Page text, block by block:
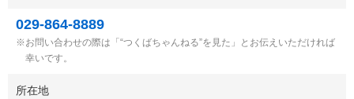
029-864-8889
お問い合わせの際は「“つくばちゃんねる”を見た」とお伝えいただければ
幸いです。
所在地